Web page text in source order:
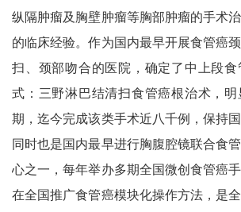
纵隔肿瘤及胸壁肿瘤等胸部肿瘤的手术
的临床经验。作为国内最早开展食管癌
扫、颈部吻合的医院，确定了中上段
式：三野淋巴结清扫食管癌根治术，
期，迄今完成该类手术近八千例，保持
同时也是国内最早进行胸腹腔镜联合食
心之一，每年举办多期全国微创食管癌
在全国推广食管癌模块化操作方法，是